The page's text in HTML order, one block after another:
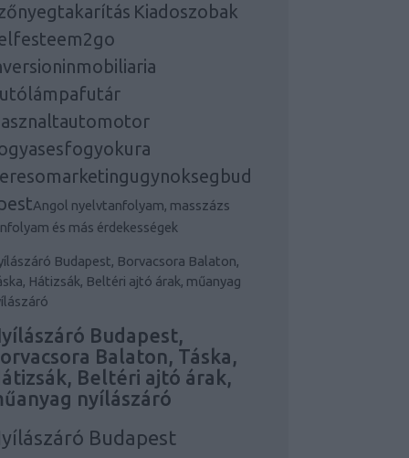
Kiadoszobak
Angol nyelvtanfolyam, masszázs
és más érdekességek
Budapest, Borvacsora Balaton,
Hátizsák, Beltéri ajtó árak, műanyag
Budapest,
Balaton, Táska,
Beltéri ajtó árak,
nyílászáró
Budapest